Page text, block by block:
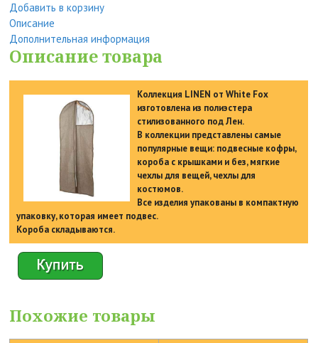
УБ.
Добавить в корзину
Описание
Дополнительная информация
Описание товара
Коллекция LINEN от White Fox
изготовлена из полиэстера
стилизованного под Лен.
В коллекции представлены самые
популярные вещи: подвесные кофры,
короба с крышками и без, мягкие
чехлы для вещей, чехлы для
костюмов.
Все изделия упакованы в компактную
упаковку, которая имеет подвес.
Короба складываются.
Похожие товары